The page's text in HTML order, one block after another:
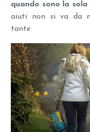
quando sono la
aiuti non si va da
tante.